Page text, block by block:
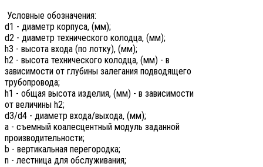
Условные обозначения:
d1 - диаметр корпуса, (мм);
d2 - диаметр технического колодца, (мм);
h3 - высота входа (по лотку), (мм);
h2 - высота технического колодца, (мм) - в
зависимости от глубины залегания подводящего
трубопровода;
h1 - общая высота изделия, (мм) - в зависимости
от величины h2;
d3/d4 - диаметр входа/выхода, (мм);
a - съемный коалесцентный модуль заданной
производительности;
b - вертикальная перегородка;
n - лестница для обслуживания;